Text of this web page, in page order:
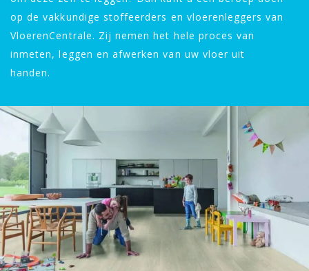
op de vakkundige stoffeerders en vloerenleggers van
VloerenCentrale. Zij nemen het hele proces van
inmeten, leggen en afwerken van uw vloer uit
handen.